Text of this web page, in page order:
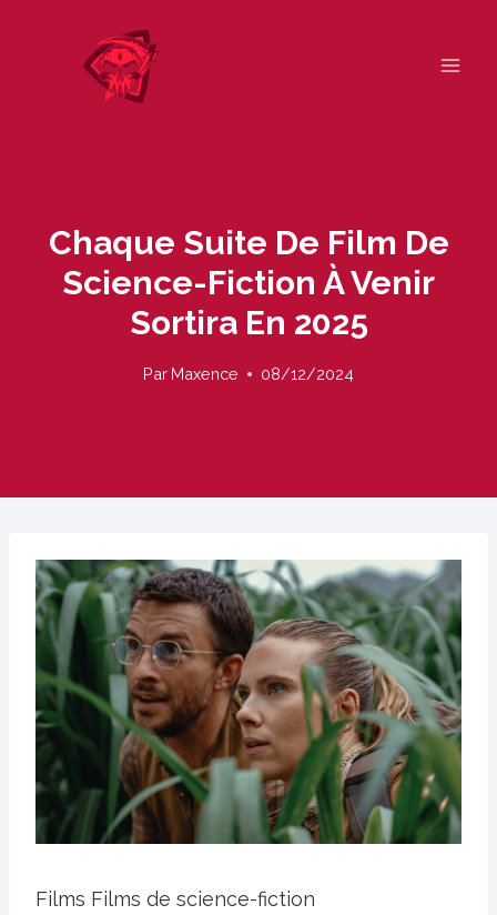
Chaque Suite De Film De
Science-Fiction À Venir
Sortira En 2025
Par Maxence 08/12/2024
Films Films de science-fiction